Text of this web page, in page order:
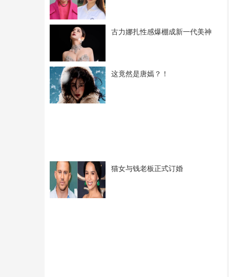
古力娜扎性感爆棚成新一代美神
这竟然是唐嫣？！
猫女与钱老板正式订婚